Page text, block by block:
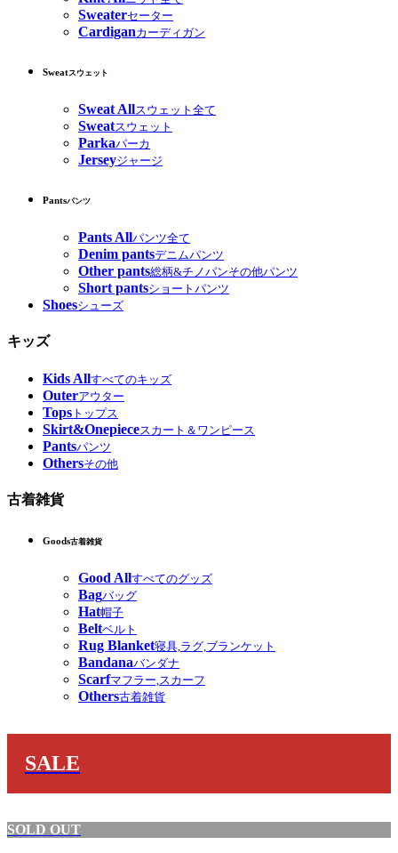
Sweaterセーター
Cardiganカーディガン
Sweatスウェット
Sweat Allスウェット全て
Sweatスウェット
Parkaパーカ
Jerseyジャージ
Pantsパンツ
Pants Allパンツ全て
Denim pantsデニムパンツ
Other pants総柄&チノパンその他パンツ
Short pantsショートパンツ
Shoesシューズ
キッズ
Kids Allすべてのキッズ
Outerアウター
Tops トップス
Skirt&Onepieceスカート＆ワンピース
Pantsパンツ
Othersその他
古着雑貨
Goods古着雑貨
Good Allすべてのグッズ
Bagバッグ
Hat帽子
Beltベルト
Rug Blanket寝具,ラグ,ブランケット
Bandanaバンダナ
Scarfマフラー,スカーフ
Others古着雑貨
SALE
SOLD OUT